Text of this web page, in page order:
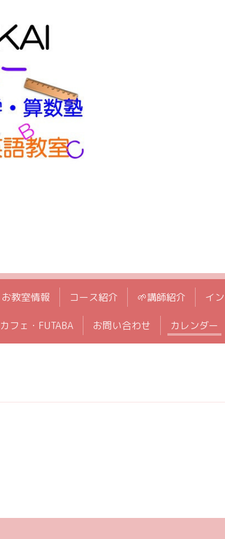
お教室情報 コース紹介 🌱講師紹介 イ
カフェ・FUTABA お問い合わせ カレンダー